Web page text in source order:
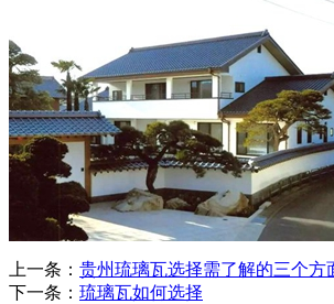
上一条： 贵州琉璃瓦选择需了解的三个方
下一条： 琉璃瓦如何选择